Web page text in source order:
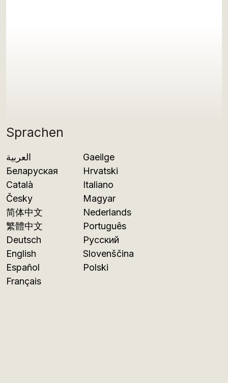
Sprachen
العربية
Беларуская
Català
Česky
简体中文
繁體中文
Deutsch
English
Español
Français
Gaeilge
Hrvatski
Italiano
Magyar
Nederlands
Português
Русский
Slovenščina
Polski